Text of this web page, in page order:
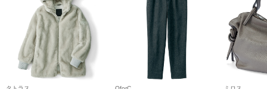
セイコー〉マウリッツハイス美術館公認フェ
ルメールオマージュウオッチ
サングラス／
傘／日傘